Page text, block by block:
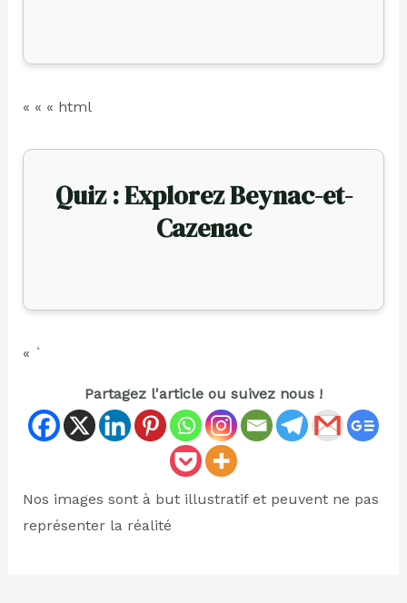
« « « html
Quiz : Explorez Beynac-et-
Cazenac
« `
Partagez l'article ou suivez nous !
Nos images sont à but illustratif et peuvent ne pas
représenter la réalité